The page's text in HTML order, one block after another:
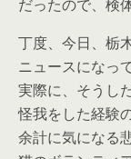
だったので、検
丁度、今日、栃
ニュースになっ
実際に、そうし
怪我をした経験
余計に気になる